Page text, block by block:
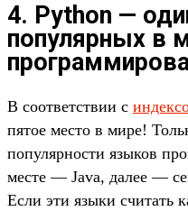
4. Python —
популярных в
В соответствии с
пятое место в мире!
популярности языков
месте — Java, далее —
Если эти языки считать